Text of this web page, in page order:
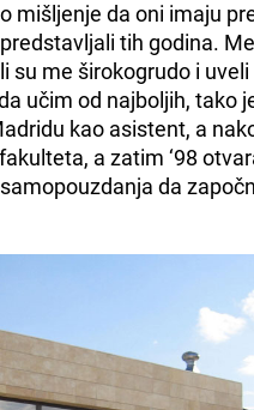
mišljenje da oni imaju
tih godina.
su me širokogrudo i
učim od najboljih, tako
kao asistent, a
a zatim ‘98
da